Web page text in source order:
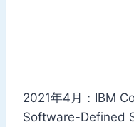
2021年4月：IBM
Software-Defined